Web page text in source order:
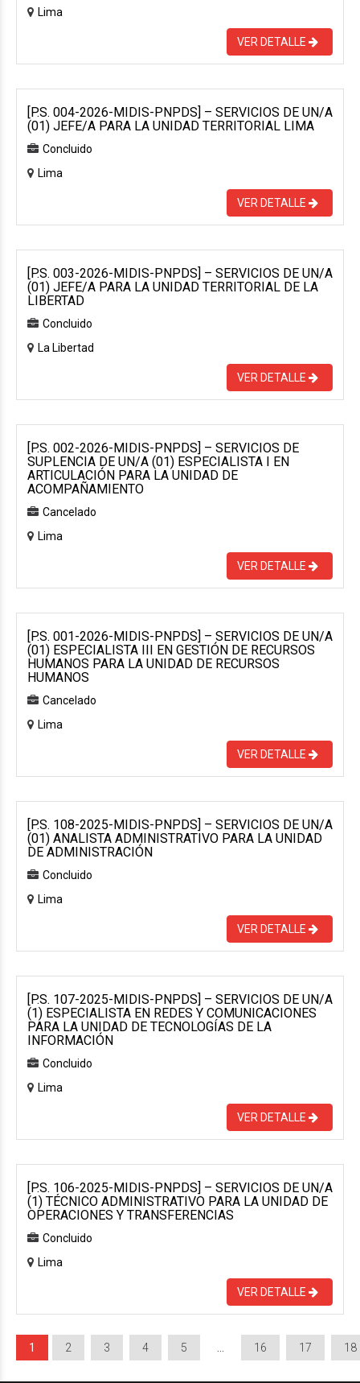
Lima
VER DETALLE
[P.S. 004-2026-MIDIS-PNPDS] – SERVICIOS DE UN/A
(01) JEFE/A PARA LA UNIDAD TERRITORIAL LIMA
Concluido
Lima
VER DETALLE
[P.S. 003-2026-MIDIS-PNPDS] – SERVICIOS DE UN/A
(01) JEFE/A PARA LA UNIDAD TERRITORIAL DE LA
LIBERTAD
Concluido
La Libertad
VER DETALLE
[P.S. 002-2026-MIDIS-PNPDS] – SERVICIOS DE
SUPLENCIA DE UN/A (01) ESPECIALISTA I EN
ARTICULACIÓN PARA LA UNIDAD DE
ACOMPAÑAMIENTO
Cancelado
Lima
VER DETALLE
[P.S. 001-2026-MIDIS-PNPDS] – SERVICIOS DE UN/A
(01) ESPECIALISTA III EN GESTIÓN DE RECURSOS
HUMANOS PARA LA UNIDAD DE RECURSOS
HUMANOS
Cancelado
Lima
VER DETALLE
[P.S. 108-2025-MIDIS-PNPDS] – SERVICIOS DE UN/A
(01) ANALISTA ADMINISTRATIVO PARA LA UNIDAD
DE ADMINISTRACIÓN
Concluido
Lima
VER DETALLE
[P.S. 107-2025-MIDIS-PNPDS] – SERVICIOS DE UN/A
(1) ESPECIALISTA EN REDES Y COMUNICACIONES
PARA LA UNIDAD DE TECNOLOGÍAS DE LA
INFORMACIÓN
Concluido
Lima
VER DETALLE
[P.S. 106-2025-MIDIS-PNPDS] – SERVICIOS DE UN/A
(1) TÉCNICO ADMINISTRATIVO PARA LA UNIDAD DE
OPERACIONES Y TRANSFERENCIAS
Concluido
Lima
VER DETALLE
1 2 3 4 5 16 17 18